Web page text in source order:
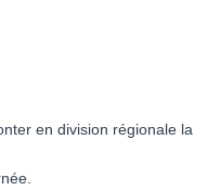
en division régionale la